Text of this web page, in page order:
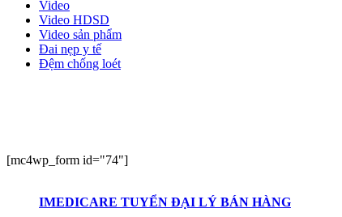
Video
Video HDSD
Video sản phẩm
Đai nẹp y tế
Đệm chống loét
[mc4wp_form id="74"]
IMEDICARE TUYỂN ĐẠI LÝ BÁN HÀNG